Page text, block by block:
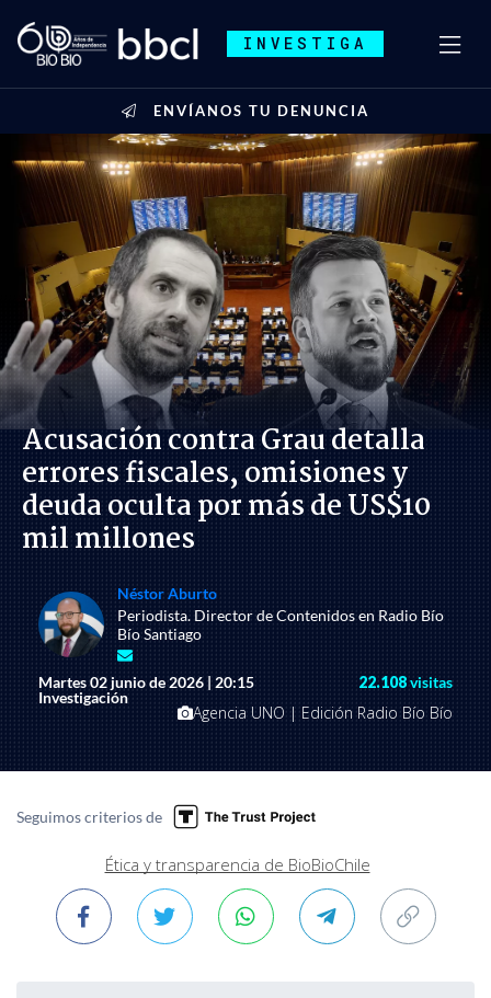
INVESTIGA
ENVÍANOS TU DENUNCIA
Acusación contra Grau detalla
errores fiscales, omisiones y
deuda oculta por más de US$10
mil millones
Néstor Aburto
Periodista. Director de Contenidos en Radio Bío
Bío Santiago
Martes 02 junio de 2026 | 20:15
Investigación
22.108visitas
Agencia UNO | Edición Radio Bío Bío
Seguimos criterios de
Ética y transparencia de BioBioChile